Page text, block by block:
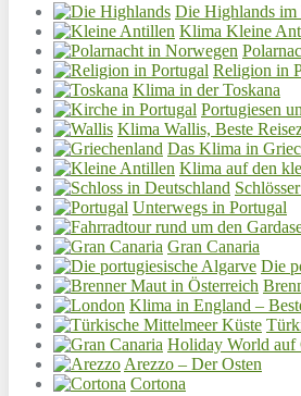
Die Highlands im
Klima Kleine
Religion in
Klima in der Toskana
Portugiesen
Klima Wallis, Beste
Das Klima in
Klima auf den
Unterwegs in Portugal
Gran Canaria
Die
Klima in England –
Holiday World auf
Arezzo – Der Osten
Cortona